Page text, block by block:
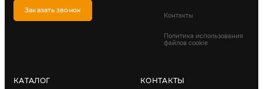
Заказать звонок
Контакты
Политика использования
файлов cookie
КАТАЛОГ КОНТАКТЫ